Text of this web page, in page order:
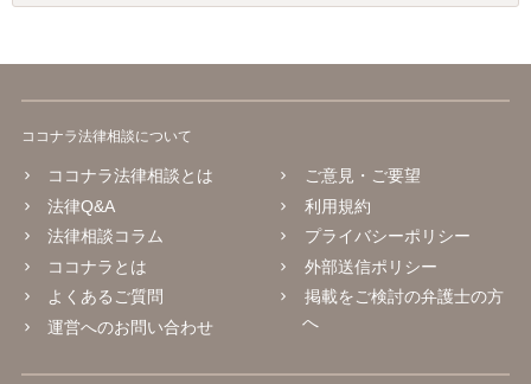
ココナラ法律相談について
ココナラ法律相談とは
法律Q&A
法律相談コラム
ココナラとは
よくあるご質問
運営へのお問い合わせ
ご意見・ご要望
利用規約
プライバシーポリシー
外部送信ポリシー
掲載をご検討の弁護士の方
へ